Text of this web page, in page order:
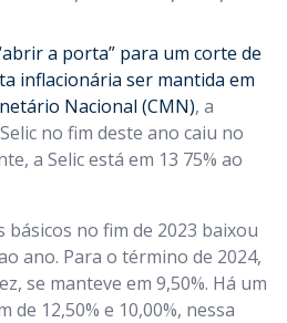
a porta” para um corte de
inflacionária ser mantida em
Nacional (CMN), a
no fim deste ano caiu no
a Selic está em 13 75% ao
no fim de 2023 baixou
ano. Para o término de 2024,
se manteve em 9,50%. Há um
de 12,50% e 10,00%, nessa